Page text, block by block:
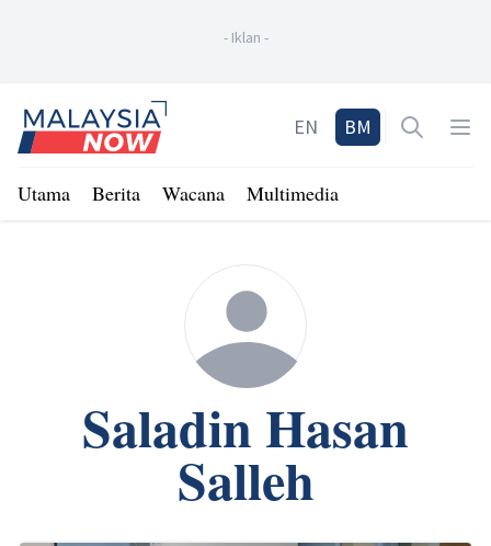
- Iklan -
Home
EN BM Open
Utama Berita Wacana Multimedia
Saladin Hasan
Salleh